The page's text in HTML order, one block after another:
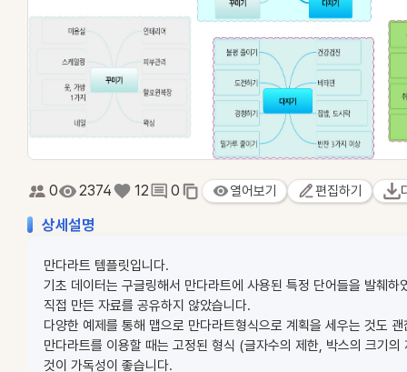
0 2374 12 0 열어보기 편집하기
상세설명
만다라트 템플릿입니다.
기초 데이터는 구글링해서 만다라트에 사용된 특정 단어들을 발췌하
직접 만든 자료를 공유하지 않았습니다.
다양한 예제를 통해 맵으로 만다라트형식으로 계획을 세우는 것도
만다라트를 이용할 때는 고정된 형식 (글자수의 제한, 박스의 크기의
것이 가독성이 좋습니다.